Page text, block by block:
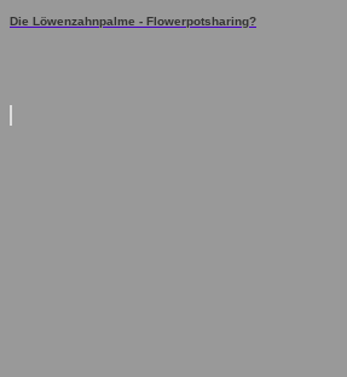
Die Löwenzahnpalme - Flowerpotsharing?